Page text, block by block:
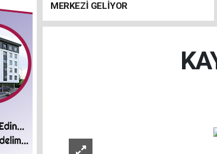
MERKEZİ GELİYOR